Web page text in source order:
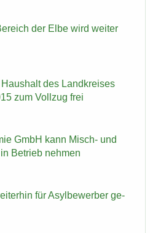
der Elbe wird wei­ter
des Land­krei­ses
zum Voll­zug frei
GmbH kann Misch-​ und
Be­trieb neh­men
für Asyl­be­wer­ber ge­